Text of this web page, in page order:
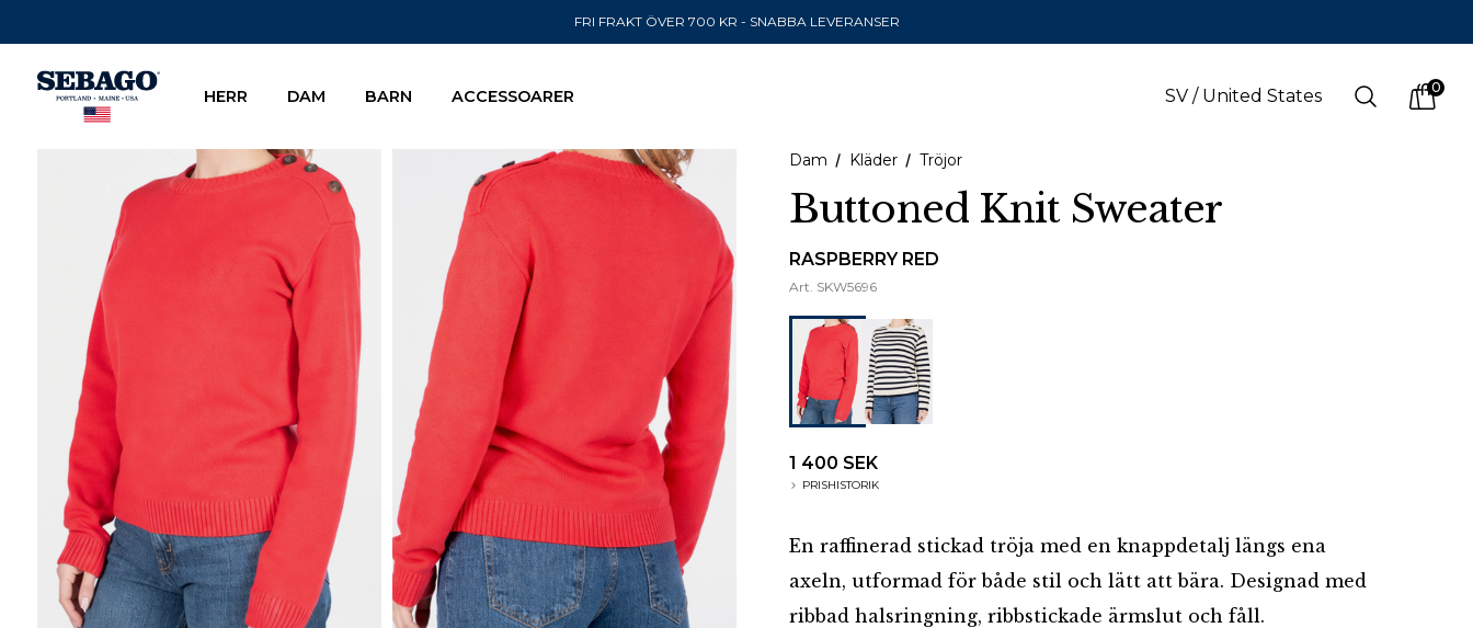
FRI FRAKT ÖVER 700 KR - SNABBA LEVERANSER
Company Inc
HERR DAM BARN ACCESSOARER SV / United States Search 0
items
SKICKA TILL
Dam Kläder Tröjor
Buttoned Knit Sweater
RASPBERRY RED
Art. SKW5696
1 400 SEK
PRISHISTORIK
En raffinerad stickad tröja med en knappdetalj längs ena
axeln, utformad för både stil och lätt att bära. Designad med
ribbad halsringning, ribbstickade ärmslut och fåll.